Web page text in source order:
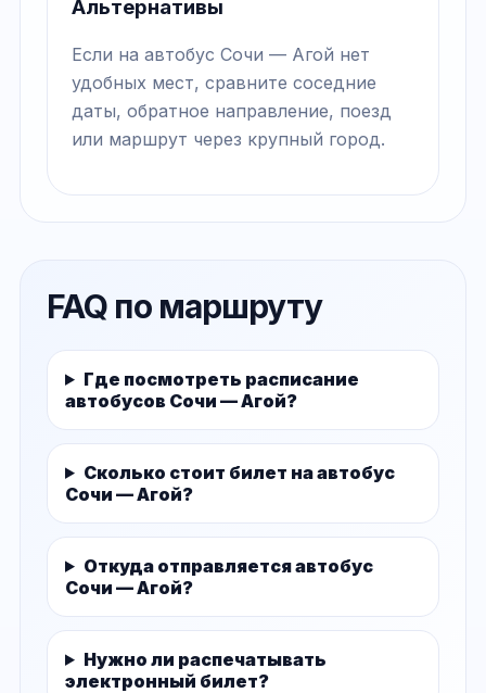
Альтернативы
Если на автобус Сочи — Агой нет
удобных мест, сравните соседние
даты, обратное направление, поезд
или маршрут через крупный город.
FAQ по маршруту
Где посмотреть расписание
автобусов Сочи — Агой?
Сколько стоит билет на автобус
Сочи — Агой?
Откуда отправляется автобус
Сочи — Агой?
Нужно ли распечатывать
электронный билет?